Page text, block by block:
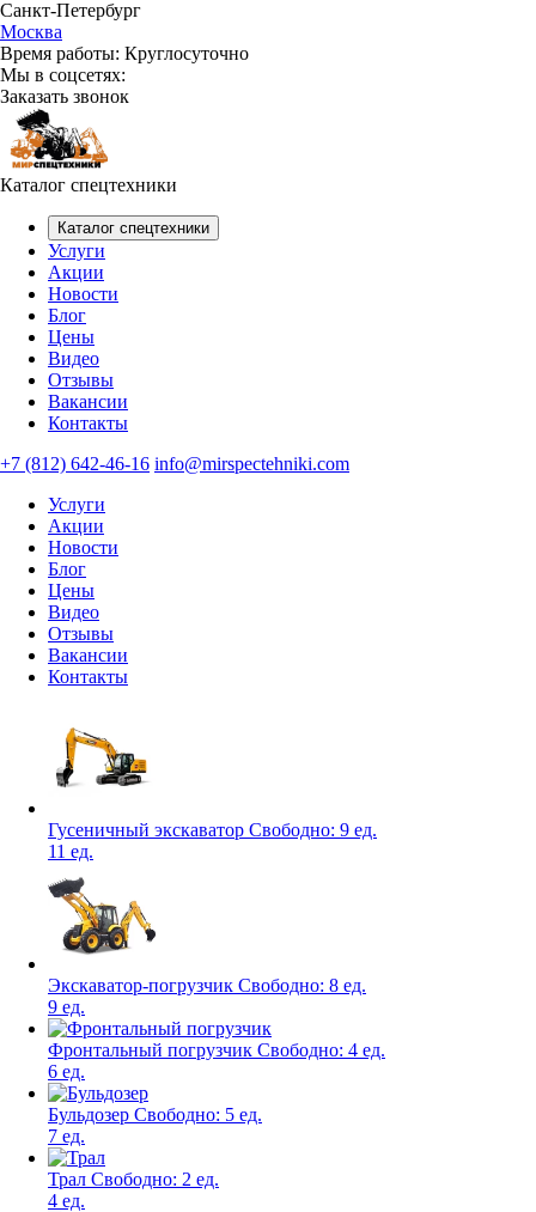
Санкт-Петербург
Москва
Время работы: Круглосуточно
Мы в соцсетях:
Заказать звонок
Каталог спецтехники
Каталог спецтехники
Услуги
Акции
Новости
Блог
Цены
Видео
Отзывы
Вакансии
Контакты
+7 (812) 642-46-16 info@mirspectehniki.com
Услуги
Акции
Новости
Блог
Цены
Видео
Отзывы
Вакансии
Контакты
Гусеничный экскаватор Свободно: 9 ед.
11 ед.
Экскаватор-погрузчик Свободно: 8 ед.
9 ед.
Фронтальный погрузчик Свободно: 4 ед.
6 ед.
Бульдозер Свободно: 5 ед.
7 ед.
Трал Свободно: 2 ед.
4 ед.